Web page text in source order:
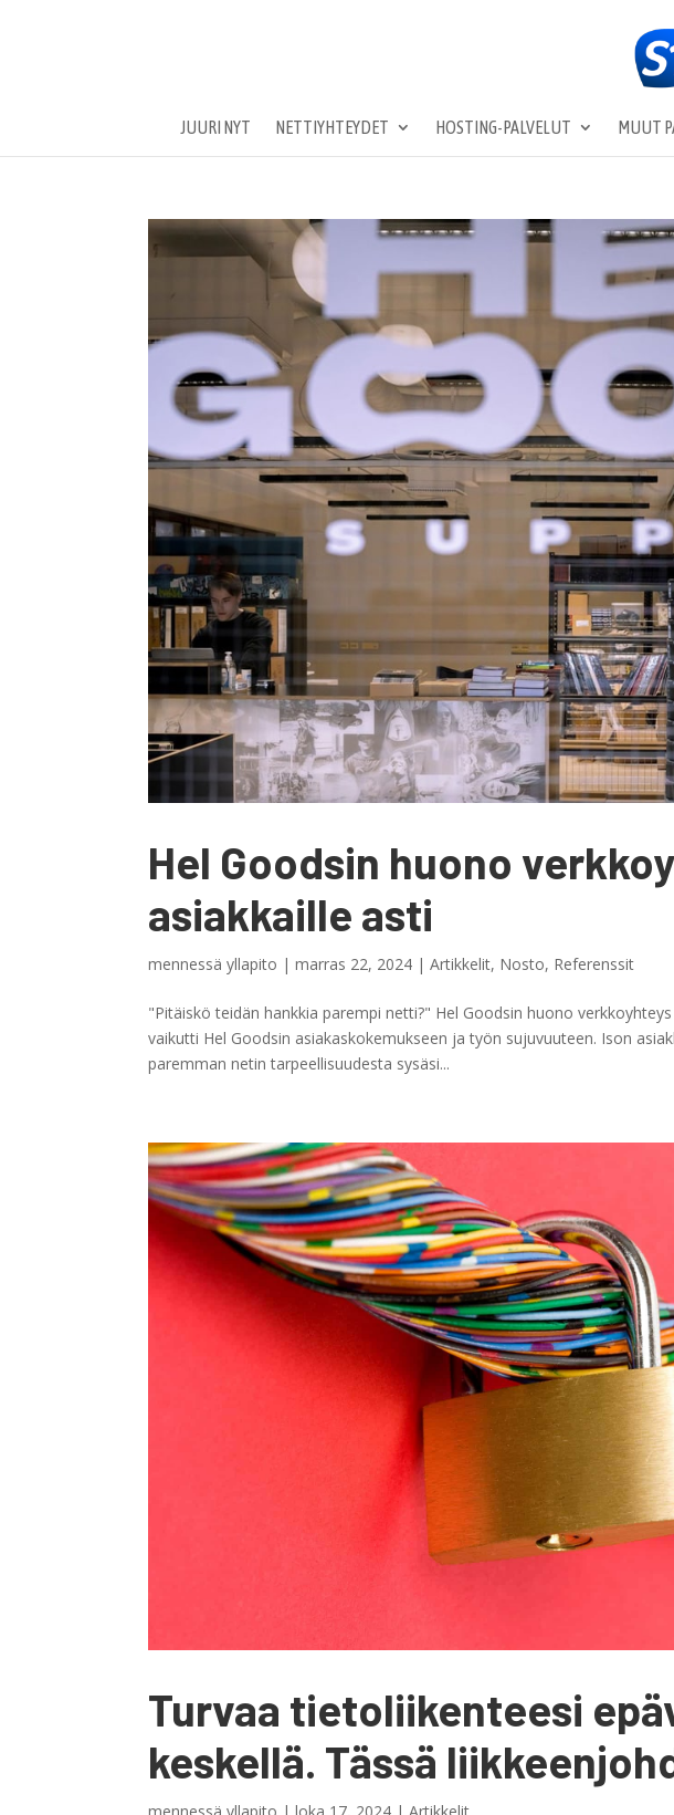
JUURI NYT NETTIYHTEYDET HOSTING-PALVELUT MUUT
Hel Goodsin huono
asiakkaille asti
mennessäyllapito |marras 22, 2024 |Artikkelit, Nosto, Referenssit
"Pitäiskö teidän hankkia parempi netti?" Hel Goodsin huono
vaikutti Hel Goodsin asiakaskokemukseen ja työn sujuvuuteen. Ison
paremman netin tarpeellisuudesta sysäsi...
Turvaa tietoliikenteesi
keskellä. Tässä